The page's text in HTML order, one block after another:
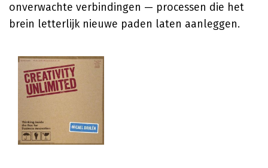
onverwachte verbindingen — processen die het
brein letterlijk nieuwe paden laten aanleggen.